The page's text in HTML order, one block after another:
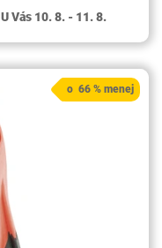
U Vás 10. 8. - 11. 8.
o 66 % menej